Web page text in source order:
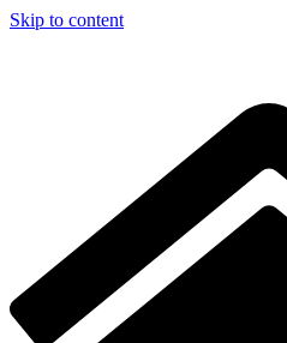
Skip to content